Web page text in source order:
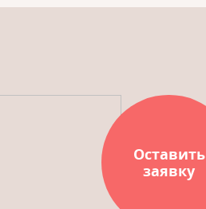
Оставить
заявку